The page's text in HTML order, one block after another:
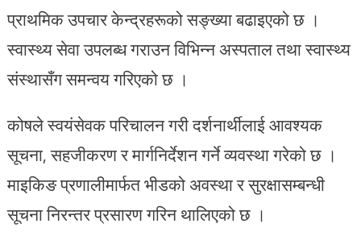
प्राथमिक उपचार केन्द्रहरूको सङ्ख्या बढाइएको छ ।
स्वास्थ्य सेवा उपलब्ध गराउन विभिन्न अस्पताल तथा स्वास्थ्य
संस्थासँग समन्वय गरिएको छ ।
कोषले स्वयंसेवक परिचालन गरी दर्शनार्थीलाई आवश्यक
सूचना, सहजीकरण र मार्गनिर्देशन गर्ने व्यवस्था गरेको छ ।
माइकिङ प्रणालीमार्फत भीडको अवस्था र सुरक्षासम्बन्धी
सूचना निरन्तर प्रसारण गरिन थालिएको छ ।